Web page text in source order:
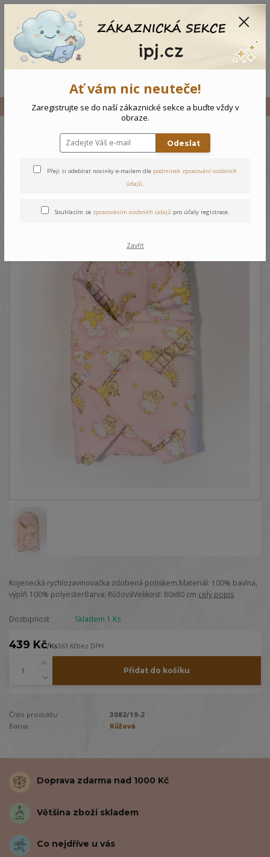
Vše Rychlozavinovačka Medvídci
Rychlozavinovačka Medvídci
Kojenecká rychlozavinovačka zdobená potiskem.Materiál: 100% bavlna,
výplň 100% polyesterBarva: RůžováVelikost: 80x80 cm celý popis
Dostupnost Skladem 1 Ks
439 Kč/Ks363 Kčbez DPH
Přidat do košíku
Číslo produktu:
3082/19-2
Barva:
Růžová
Doprava zdarma nad 1000 Kč
Většina zboží skladem
Co nejdříve u vás
Ať vám nic neuteče!
Zaregistrujte se do naší zákaznické sekce a buďte vždy v
obraze.
Odeslat
Přeji si odebírat novinky e-mailem dle podmínek zpracování osobních
údajů.
Souhlasím se zpracováním osobních údajů pro účely registrace.
Zavřít